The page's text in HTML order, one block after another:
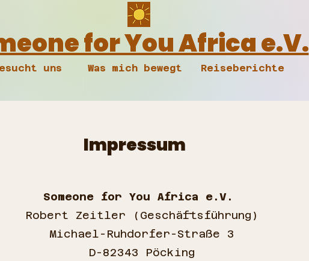
for You Africa e.V.
uns Was mich bewegt Reiseberichte
Impressum
Someone for You Africa e.V.
Robert Zeitler (Geschäftsführung)
Michael-Ruhdorfer-Straße 3
D-82343 Pöcking